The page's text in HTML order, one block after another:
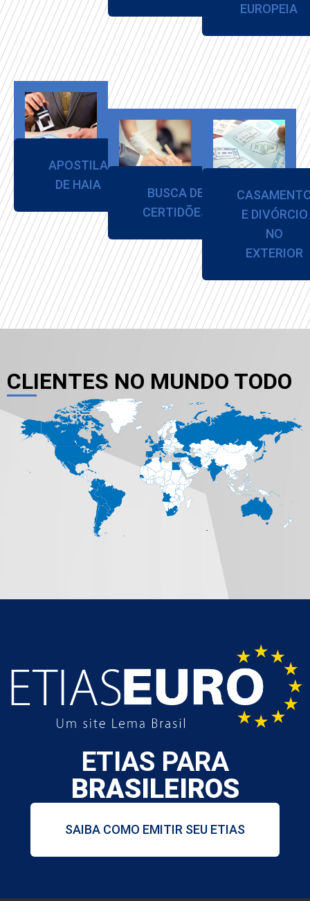
EUROPEIA
APOSTILA
DE HAIA
BUSCA DE
CERTIDÕES
E DIVÓRCIO
NO
EXTERIOR
CLIENTES NO MUNDO TODO
ETIAS PARA
BRASILEIROS
SAIBA COMO EMITIR SEU ETIAS